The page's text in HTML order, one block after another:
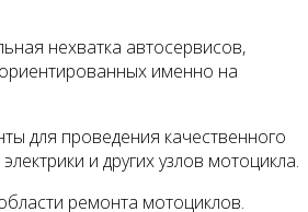
нехватка автосервисов,
именно на
для проведения качественного
и других узлов мотоцикла.
ремонта мотоциклов.